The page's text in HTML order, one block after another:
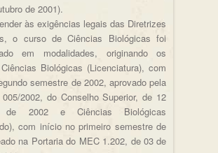
de 2001).
às exigências legais das Diretrizes
o curso de Ciências Biológicas foi
em modalidades, originando os
Biológicas (Licenciatura), com
semestre de 2002, aprovado pela
005/2002, do Conselho Superior, de 12
2002 e Ciências Biológicas
com início no primeiro semestre de
na Portaria do MEC 1.202, de 03 de